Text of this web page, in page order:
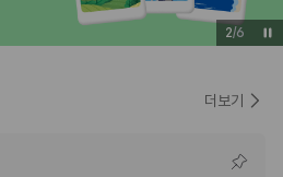
2/6
더보기